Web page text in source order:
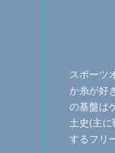
スポーツ
か糸が好
の基盤は
土史(主
するフリ